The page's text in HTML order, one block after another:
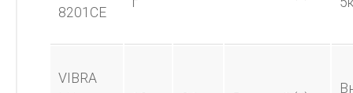
8201CE
VIBRA